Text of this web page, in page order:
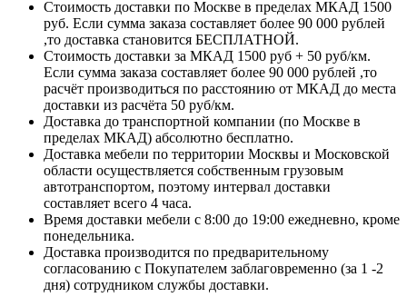
Стоимость доставки по Москве в пределах МКАД 1500
руб. Если сумма заказа составляет более 90 000 рублей
,то доставка становится БЕСПЛАТНОЙ.
Стоимость доставки за МКАД 1500 руб + 50 руб/км.
Если сумма заказа составляет более 90 000 рублей ,то
расчёт производиться по расстоянию от МКАД до места
доставки из расчёта 50 руб/км.
Доставка до транспортной компании (по Москве в
пределах МКАД) абсолютно бесплатно.
Доставка мебели по территории Москвы и Московской
области осуществляется собственным грузовым
автотранспортом, поэтому интервал доставки
составляет всего 4 часа.
Время доставки мебели с 8:00 до 19:00 ежедневно, кроме
понедельника.
Доставка производится по предварительному
согласованию с Покупателем заблаговременно (за 1 -2
дня) сотрудником службы доставки.